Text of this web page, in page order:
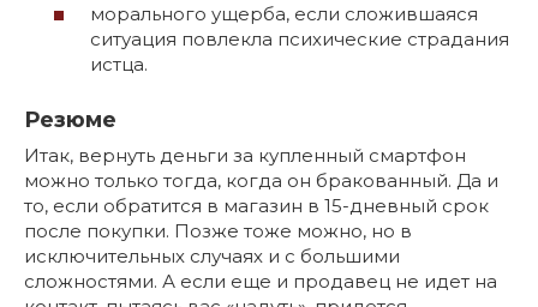
морального ущерба, если сложившаяся
ситуация повлекла психические страдания
истца.
Резюме
Итак, вернуть деньги за купленный смартфон
можно только тогда, когда он бракованный. Да и
то, если обратится в магазин в 15-дневный срок
после покупки. Позже тоже можно, но в
исключительных случаях и с большими
сложностями. А если еще и продавец не идет на